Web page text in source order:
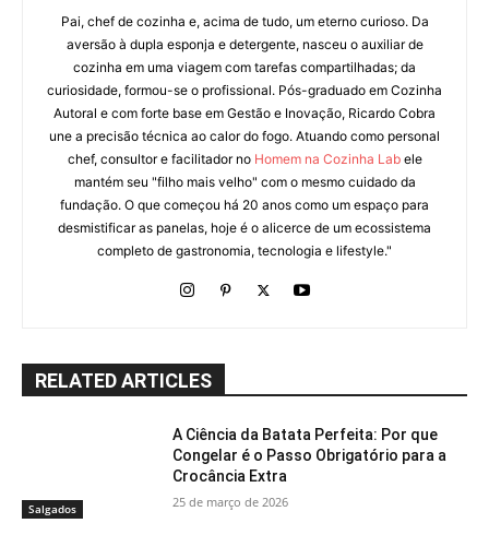
Pai, chef de cozinha e, acima de tudo, um eterno curioso. Da
aversão à dupla esponja e detergente, nasceu o auxiliar de
cozinha em uma viagem com tarefas compartilhadas; da
curiosidade, formou-se o profissional. Pós-graduado em Cozinha
Autoral e com forte base em Gestão e Inovação, Ricardo Cobra
une a precisão técnica ao calor do fogo. Atuando como personal
chef, consultor e facilitador no Homem na Cozinha Labele
mantém seu "filho mais velho" com o mesmo cuidado da
fundação. O que começou há 20 anos como um espaço para
desmistificar as panelas, hoje é o alicerce de um ecossistema
completo de gastronomia, tecnologia e lifestyle."
RELATED ARTICLES
Salgados
A Ciência da Batata Perfeita: Por que
Congelar é o Passo Obrigatório para a
Crocância Extra
25 de março de 2026